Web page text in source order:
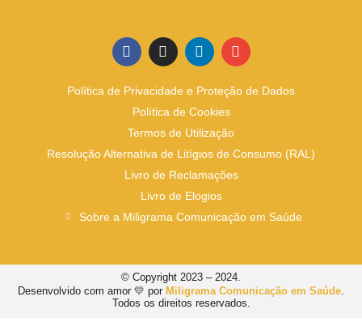
Política de Privacidade e Proteção de Dados
Política de Cookies
Termos de Utilização
Resolução Alternativa de Litígios de Consumo (RAL)
Livro de Reclamações
Livro de Elogios
Sobre a Miligrama Comunicação em Saúde
© Copyright 2023 – 2024.
Desenvolvido com amor 💛 por Miligrama Comunicação em Saúde.
Todos os direitos reservados.